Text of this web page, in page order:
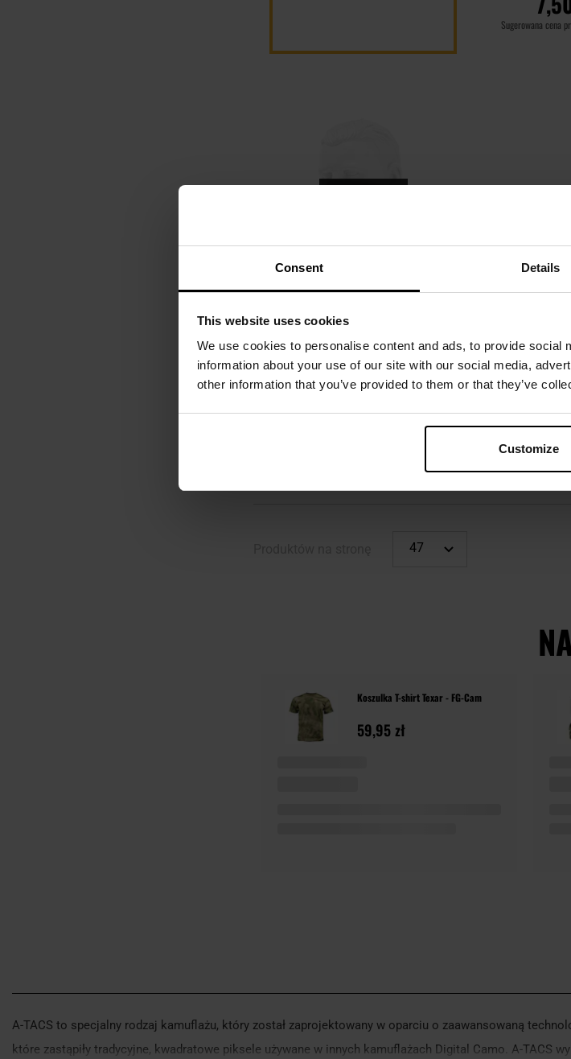
Consent Details
This website uses cookies
We use cookies to personalise content and ads, to provide
information about your use of our site with our social media,
other information that you’ve provided to them or that they’ve
Customize
Sugerowana cena
Brak towaru
Chusta Haasta - A-TACS AU
Brak towaru
34,95 zł
POWIADOM O
Koszulka T-shirt Texar - FG-Cam
59,95 zł
A-TACS to specjalny rodzaj kamuflażu, który został zaprojektowany w oparciu o zaawansowaną
które zastąpiły tradycyjne, kwadratowe piksele używane w innych kamuflażach Digital Camo. A-TACS